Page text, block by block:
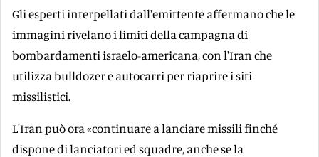
Gli esperti interpellati dall'emittente affermano che le
immagini rivelano i limiti della campagna di
bombardamenti israelo-americana, con l'Iran che
utilizza bulldozer e autocarri per riaprire i siti
missilistici.
L'Iran può ora «continuare a lanciare missili finché
dispone di lanciatori ed squadre, anche se la